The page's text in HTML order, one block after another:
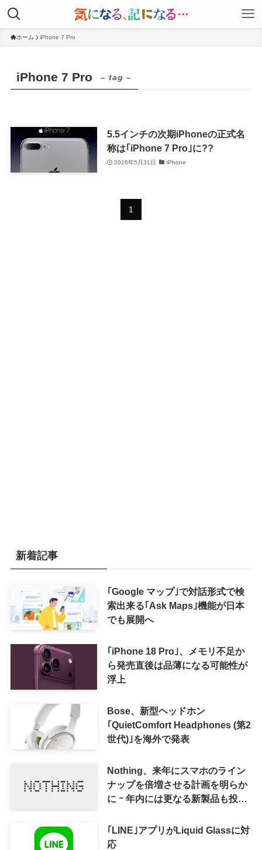
ホーム iPhone 7 Pro
iPhone 7 Pro – tag –
5.5インチの次期iPhoneの正式名
称は｢iPhone 7 Pro｣に??
2016年5月31日 iPhone
1
新着記事
｢Google マップ｣で対話形式で検
索出来る｢Ask Maps｣機能が日本
でも展開へ
｢iPhone 18 Pro｣、メモリ不足か
ら発売直後は品薄になる可能性が
浮上
Bose、新型ヘッドホン
｢QuietComfort Headphones (第2
世代)｣を海外で発表
Nothing、来年にスマホのライン
ナップを倍増させる計画を明らか
に ｰ 年内には更なる新製品も投入
｢LINE｣アプリがLiquid Glassに対
応